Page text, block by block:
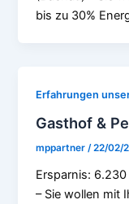
bis zu 30%
Erfahrungen
Gasthof &
mppartner/22/02/
Ersparnis:
– Sie wollen mit